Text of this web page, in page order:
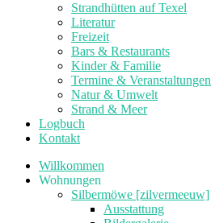
Strandhütten auf Texel
Literatur
Freizeit
Bars & Restaurants
Kinder & Familie
Termine & Veranstaltungen
Natur & Umwelt
Strand & Meer
Logbuch
Kontakt
Willkommen
Wohnungen
Silbermöwe [zilvermeeuw]
Ausstattung